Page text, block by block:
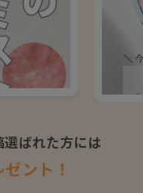
ばれた方には
ント！